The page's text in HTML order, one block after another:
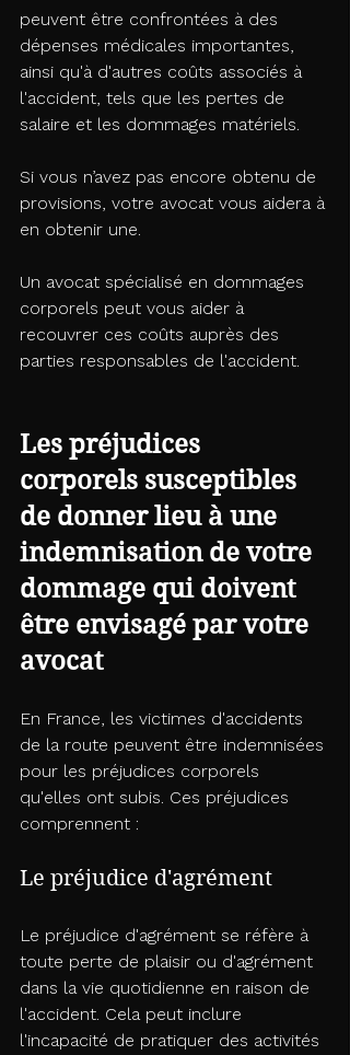
peuvent être confrontées à des
dépenses médicales importantes,
ainsi qu'à d'autres coûts associés à
l'accident, tels que les pertes de
salaire et les dommages matériels.
Si vous n’avez pas encore obtenu de
provisions, votre avocat vous aidera à
en obtenir une.
Un avocat spécialisé en dommages
corporels peut vous aider à
recouvrer ces coûts auprès des
parties responsables de l'accident.
Les préjudices
corporels susceptibles
de donner lieu à une
indemnisation de votre
dommage qui doivent
être envisagé par votre
avocat
En France, les victimes d'accidents
de la route peuvent être indemnisées
pour les préjudices corporels
qu'elles ont subis. Ces préjudices
comprennent :
Le préjudice d'agrément
Le préjudice d'agrément se réfère à
toute perte de plaisir ou d'agrément
dans la vie quotidienne en raison de
l'accident. Cela peut inclure
l'incapacité de pratiquer des activités